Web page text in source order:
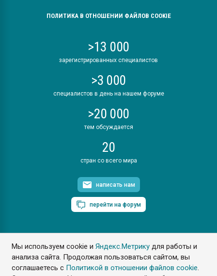
Мы используем cookie иЯндекс.Метрику для работы и
анализа сайта. Продолжая пользоваться сайтом, вы
соглашаетесь с Политикой в отношении файлов cookie.
ПОЛИТИКА В ОТНОШЕНИИ ФАЙЛОВ COOKIE
>13 000
зарегистрированных специалистов
>3 000
специалистов в день на нашем форуме
>20 000
тем обсуждается
20
стран со всего мира
написать нам
перейти на форум
ПластЭксперт © 2006. Все права защищены
Разрешается копирование материалов сайта с обязательной
ссылкой на www.e-plastic.ru